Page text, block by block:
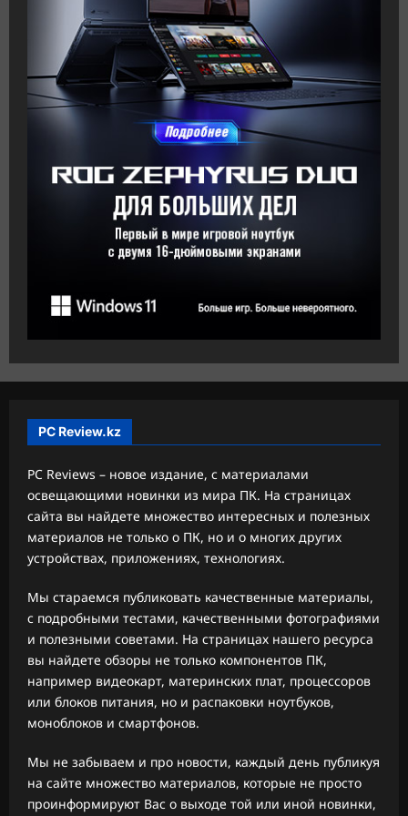
PC Review.kz
PC Reviews – новое издание, с материалами
освещающими новинки из мира ПК. На страницах
сайта вы найдете множество интересных и полезных
материалов не только о ПК, но и о многих других
устройствах, приложениях, технологиях.
Мы стараемся публиковать качественные материалы,
с подробными тестами, качественными фотографиями
и полезными советами. На страницах нашего ресурса
вы найдете обзоры не только компонентов ПК,
например видеокарт, материнских плат, процессоров
или блоков питания, но и распаковки ноутбуков,
моноблоков и смартфонов.
Мы не забываем и про новости, каждый день публикуя
на сайте множество материалов, которые не просто
проинформируют Вас о выходе той или иной новинки,